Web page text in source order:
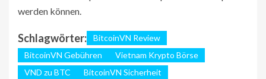
werden können.
Schlagwörter:
BitcoinVN Review
BitcoinVN Gebühren
Vietnam Krypto Börse
VND zu BTC
BitcoinVN Sicherheit